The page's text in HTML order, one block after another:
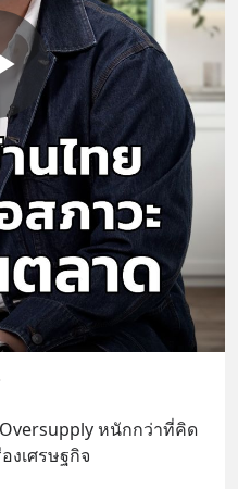
หนักกว่าที่คิด
งเศรษฐกิจ